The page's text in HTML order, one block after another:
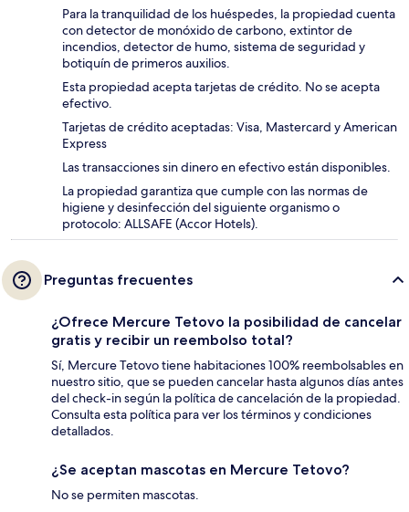
Para la tranquilidad de los huéspedes, la propiedad cuenta
con detector de monóxido de carbono, extintor de
incendios, detector de humo, sistema de seguridad y
botiquín de primeros auxilios.
Esta propiedad acepta tarjetas de crédito. No se acepta
efectivo.
Tarjetas de crédito aceptadas: Visa, Mastercard y American
Express
Las transacciones sin dinero en efectivo están disponibles.
La propiedad garantiza que cumple con las normas de
higiene y desinfección del siguiente organismo o
protocolo: ALLSAFE (Accor Hotels).
Preguntas frecuentes
¿Ofrece Mercure Tetovo la posibilidad de cancelar
gratis y recibir un reembolso total?
Sí, Mercure Tetovo tiene habitaciones 100% reembolsables en
nuestro sitio, que se pueden cancelar hasta algunos días antes
del check-in según la política de cancelación de la propiedad.
Consulta esta política para ver los términos y condiciones
detallados.
¿Se aceptan mascotas en Mercure Tetovo?
No se permiten mascotas.